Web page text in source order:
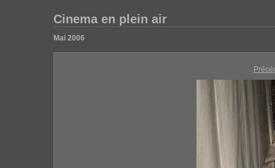
Cinema en plein air
Mai 2006